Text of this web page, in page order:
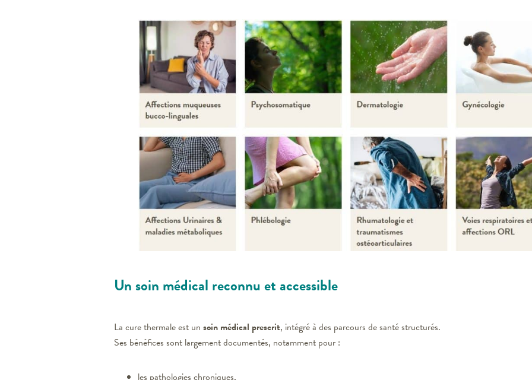
Un soin médical reconnu et accessible
La cure thermale est un soin médical prescrit, intégré à des parcours de santé structurés.
Ses bénéfices sont largement documentés, notamment pour :
les pathologies chroniques,